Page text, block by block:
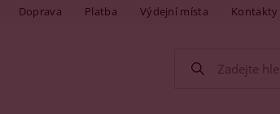
Doprava Platba Výdejní místa Kontakty